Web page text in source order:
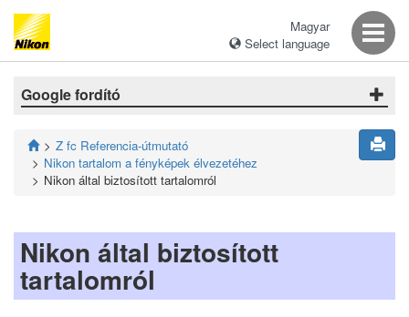
Magyar
Select language
Google fordító
Z fc Referencia-útmutató
Nikon tartalom a fényképek élvezetéhez
Nikon által biztosított tartalomról
Nikon által biztosított
tartalomról